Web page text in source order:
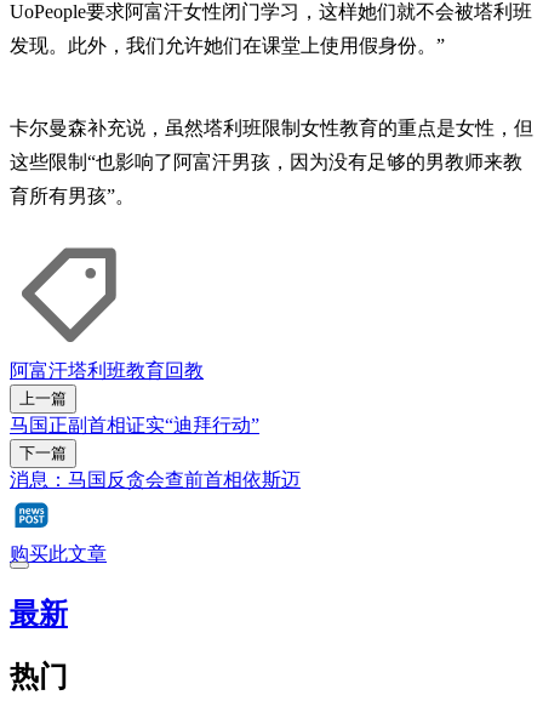
UoPeople要求阿富汗女性闭门学习，这样她们就不会被塔利班
发现。此外，我们允许她们在课堂上使用假身份。”
卡尔曼森补充说，虽然塔利班限制女性教育的重点是女性，但
这些限制“也影响了阿富汗男孩，因为没有足够的男教师来教
育所有男孩”。
阿富汗塔利班教育回教
上一篇
马国正副首相证实“迪拜行动”
下一篇
消息：马国反贪会查前首相依斯迈
购买此文章
最新
热门